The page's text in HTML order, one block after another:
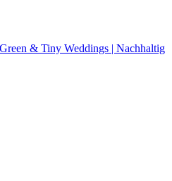
& Tiny Weddings | Nachhaltig